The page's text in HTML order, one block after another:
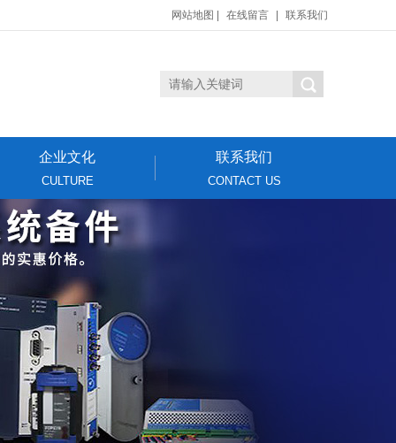
网站地图 在线留言 联系我们
企业文化
CULTURE
联系我们
CONTACT US